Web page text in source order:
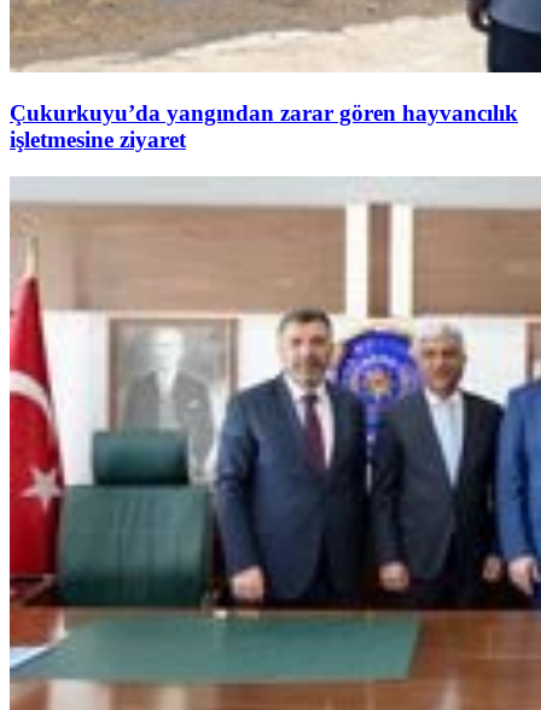
Çukurkuyu’da yangından zarar gören hayvancılık
işletmesine ziyaret